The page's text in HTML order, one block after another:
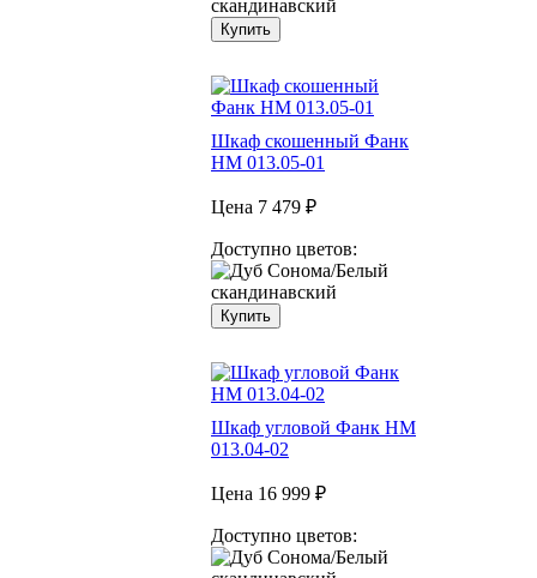
Купить
Шкаф скошенный Фанк
НМ 013.05-01
Цена 7 479 ₽
Доступно цветов:
Купить
Шкаф угловой Фанк НМ
013.04-02
Цена 16 999 ₽
Доступно цветов: